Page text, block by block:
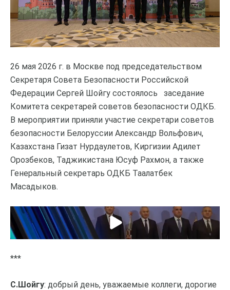
26 мая 2026 г. в Москве под председательством
Секретаря Совета Безопасности Российской
Федерации Сергей Шойгу состоялось заседание
Комитета секретарей советов безопасности ОДКБ.
В мероприятии приняли участие секретари советов
безопасности Белоруссии Александр Вольфович,
Казахстана Гизат Нурдаулетов, Киргизии Адилет
Орозбеков, Таджикистана Юсуф Рахмон, а также
Генеральный секретарь ОДКБ Таалатбек
Масадыков.
***
С.Шойгу: добрый день, уважаемые коллеги, дорогие